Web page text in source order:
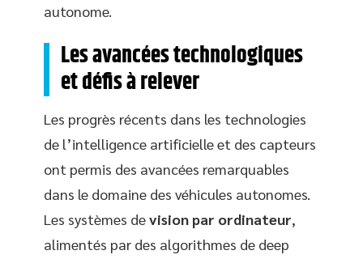
autonome.
Les avancées technologiques
et défis à relever
Les progrès récents dans les technologies
de l’intelligence artificielle et des capteurs
ont permis des avancées remarquables
dans le domaine des véhicules autonomes.
Les systèmes devision par ordinateur,
alimentés par des algorithmes de deep